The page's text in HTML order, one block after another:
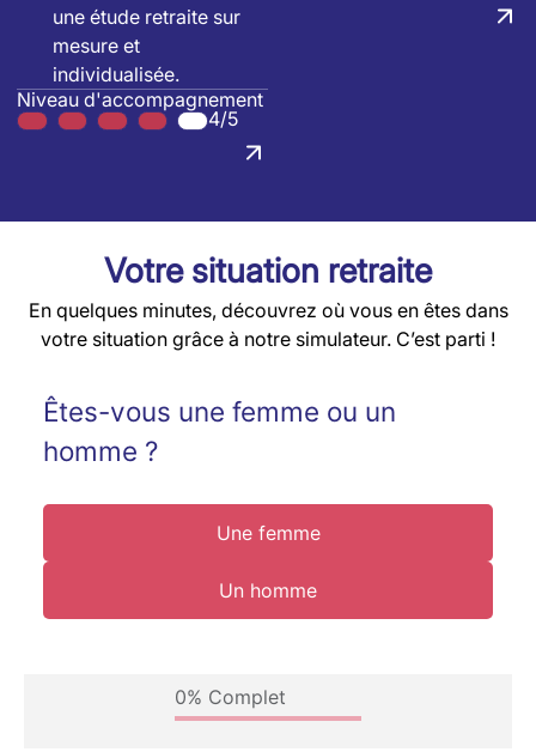
une étude retraite sur
mesure et
individualisée.
Niveau d'accompagnement
4/5
Votre situation retraite
En quelques minutes, découvrez où vous en êtes dans
votre situation grâce à notre simulateur. C’est parti !